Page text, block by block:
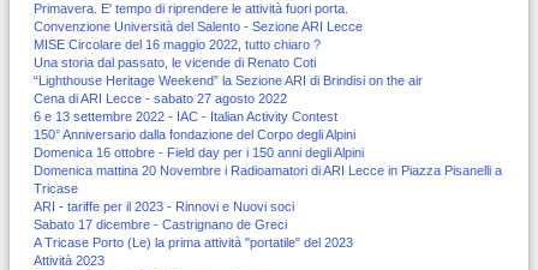
Primavera. E' tempo di riprendere le attività fuori porta.
Convenzione Università del Salento - Sezione ARI Lecce
MISE Circolare del 16 maggio 2022, tutto chiaro ?
Una storia dal passato, le vicende di Renato Coti
“Lighthouse Heritage Weekend” la Sezione ARI di Brindisi on the air
Cena di ARI Lecce - sabato 27 agosto 2022
6 e 13 settembre 2022 - IAC - Italian Activity Contest
150° Anniversario dalla fondazione del Corpo degli Alpini
Domenica 16 ottobre - Field day per i 150 anni degli Alpini
Domenica mattina 20 Novembre i Radioamatori di ARI Lecce in Piazza Pisanelli a
Tricase
ARI - tariffe per il 2023 - Rinnovi e Nuovi soci
Sabato 17 dicembre - Castrignano de Greci
A Tricase Porto (Le) la prima attività "portatile" del 2023
Attività 2023